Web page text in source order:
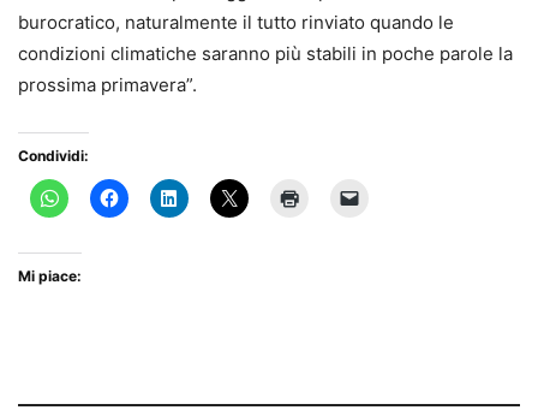
burocratico, naturalmente il tutto rinviato quando le
condizioni climatiche saranno più stabili in poche parole la
prossima primavera”.
Condividi:
Mi piace: